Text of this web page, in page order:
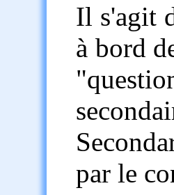
Il s'agit
à bord
par le